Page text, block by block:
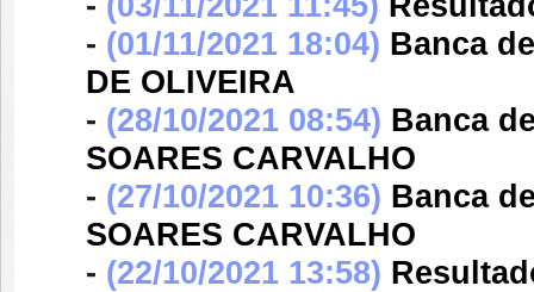
- (01/11/2021 18:04) Banca
DE OLIVEIRA
- (28/10/2021 08:54) Banca
SOARES CARVALHO
- (27/10/2021 10:36) Banca
SOARES CARVALHO
- (22/10/2021 13:58)